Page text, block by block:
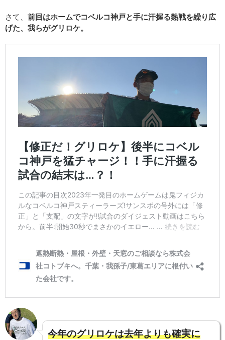
さて、 前回はホームでコベルコ神戸と手に汗握る熱戦を繰り広
げた、我らがグリロケ。
今年のグリロケは去年よりも確実に